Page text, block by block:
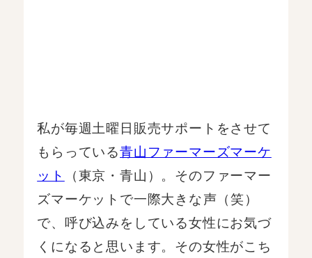
私が毎週土曜日販売サポートをさせて
もらっている青山ファーマーズマーケ
ット
（東京・青山）。そのファーマー
ズマーケットで一際大きな声（笑）
で、呼び込みをしている女性にお気づ
くになると思います。その女性がこち